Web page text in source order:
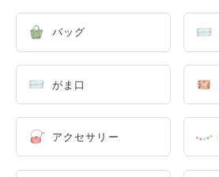
バッグ
がま口
アクセサリー